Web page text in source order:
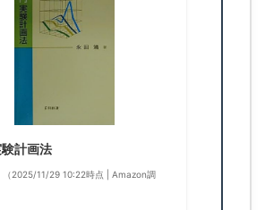
験計画法
（2025/11/29 10:22時点 | Amazon調